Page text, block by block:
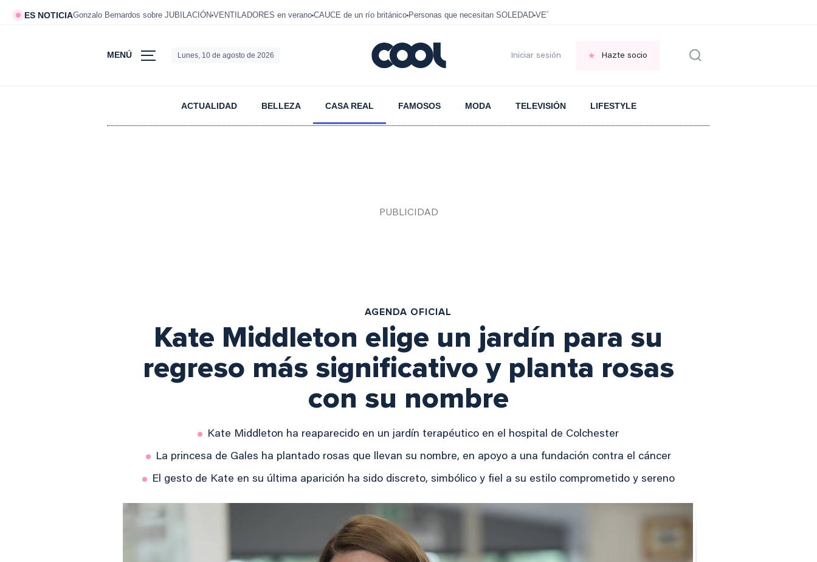
ES NOTICIAGonzalo Bernardos sobre JUBILACIÓN VENTILADORES en verano CAUCE de un río británico Personas que necesitan SOLEDAD VETERINARIO gatos
MENÚ Lunes, 10 de agosto de 2026 Iniciar sesión Hazte socio
ACTUALIDAD BELLEZA CASA REAL FAMOSOS MODA TELEVISIÓN LIFESTYLE
AGENDA OFICIAL
Kate Middleton elige un jardín para su
regreso más significativo y planta rosas
con su nombre
Kate Middleton ha reaparecido en un jardín terapéutico en el hospital de Colchester
La princesa de Gales ha plantado rosas que llevan su nombre, en apoyo a una fundación contra el cáncer
El gesto de Kate en su última aparición ha sido discreto, simbólico y fiel a su estilo comprometido y sereno